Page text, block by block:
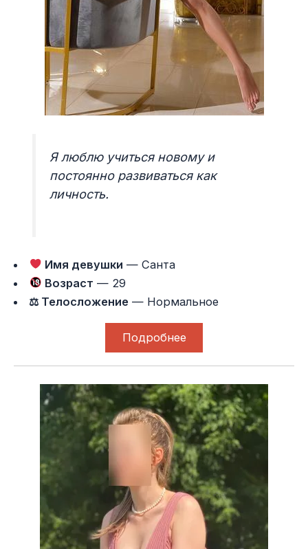
Я люблю учиться новому и
постоянно развиваться как
личность.
Имя девушки — Санта
Возраст — 29
⚖ Телосложение — Нормальное
Подробнее